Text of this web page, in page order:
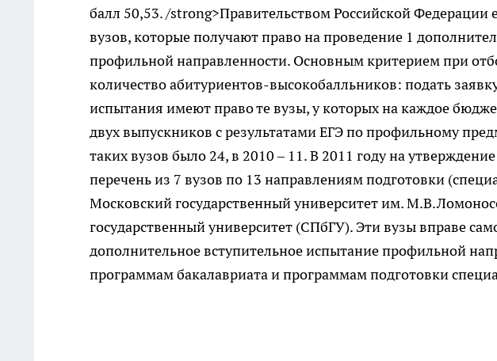
балл 50,53. /strong>Правительством Российской Федерации
вузов, которые получают право на проведение 1
профильной направленности. Основным критерием при
количество абитуриентов-высокобалльников: подать
испытания имеют право те вузы, у которых на каждое
двух выпускников с результатами ЕГЭ по профильному
таких вузов было 24, в 2010 – 11. В 2011 году на
перечень из 7 вузов по 13 направлениям подготовки
Московский государственный университет им.
государственный университет (СПбГУ). Эти вузы вправе
дополнительное вступительное испытание профильной
программам бакалавриата и программам подготовки